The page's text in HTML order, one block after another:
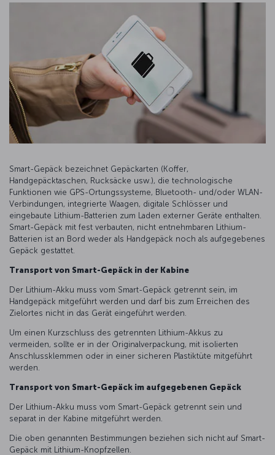
Smart-Gepäck bezeichnet Gepäckarten (Koffer,
Handgepäcktaschen, Rucksäcke usw.), die technologische
Funktionen wie GPS-Ortungssysteme, Bluetooth- und/oder WLAN-
Verbindungen, integrierte Waagen, digitale Schlösser und
eingebaute Lithium-Batterien zum Laden externer Geräte enthalten.
Smart-Gepäck mit fest verbauten, nicht entnehmbaren Lithium-
Batterien ist an Bord weder als Handgepäck noch als aufgegebenes
Gepäck gestattet.
Transport von Smart-Gepäck in der Kabine
Der Lithium-Akku muss vom Smart-Gepäck getrennt sein, im
Handgepäck mitgeführt werden und darf bis zum Erreichen des
Zielortes nicht in das Gerät eingeführt werden.
Um einen Kurzschluss des getrennten Lithium-Akkus zu
vermeiden, sollte er in der Originalverpackung, mit isolierten
Anschlussklemmen oder in einer sicheren Plastiktüte mitgeführt
werden.
Transport von Smart-Gepäck im aufgegebenen Gepäck
Der Lithium-Akku muss vom Smart-Gepäck getrennt sein und
separat in der Kabine mitgeführt werden.
Die oben genannten Bestimmungen beziehen sich nicht auf Smart-
Gepäck mit Lithium-Knopfzellen.